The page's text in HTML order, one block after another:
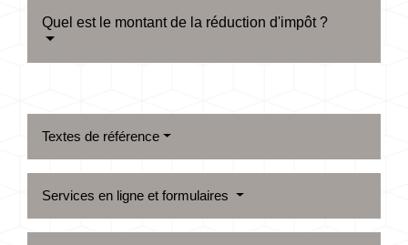
Quel est le montant de la réduction d'impôt ?
Textes de référence
Services en ligne et formulaires